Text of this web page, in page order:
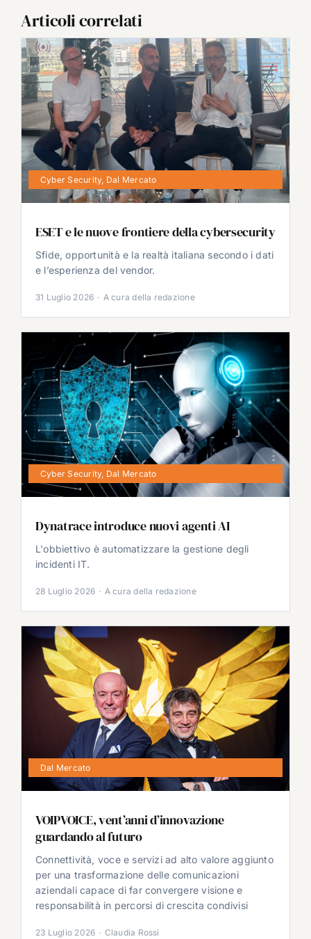
Articoli correlati
Cyber Security, Dal Mercato
ESET e le nuove frontiere della cybersecurity
Sfide, opportunità e la realtà italiana secondo i dati
e l’esperienza del vendor.
31 Luglio 2026 · A cura della redazione
Cyber Security, Dal Mercato
Dynatrace introduce nuovi agenti AI
L'obbiettivo è automatizzare la gestione degli
incidenti IT.
28 Luglio 2026 · A cura della redazione
Dal Mercato
VOIPVOICE, vent’anni d’innovazione
guardando al futuro
Connettività, voce e servizi ad alto valore aggiunto
per una trasformazione delle comunicazioni
aziendali capace di far convergere visione e
responsabilità in percorsi di crescita condivisi
23 Luglio 2026 · Claudia Rossi